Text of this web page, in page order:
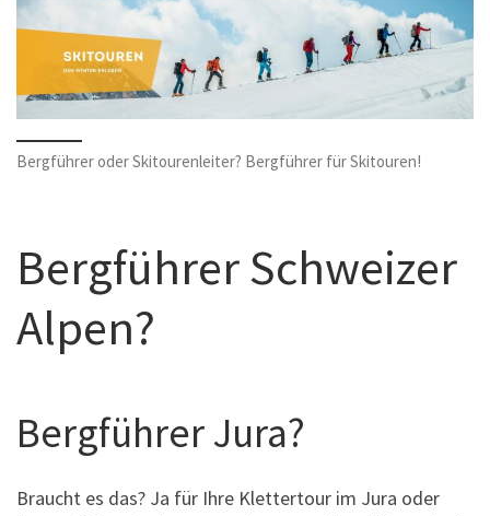
Bergführer oder Skitourenleiter? Bergführer für Skitouren!
Bergführer Schweizer
Alpen?
Bergführer Jura?
Braucht es das? Ja für Ihre Klettertour im Jura oder